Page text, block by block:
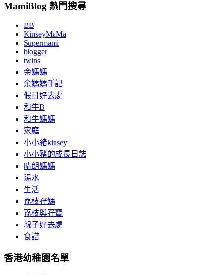
MamiBlog 熱門搜尋
BB
KinseyMaMa
Supermami
blogger
twins
余媽媽
余媽媽手記
假日好去處
和牛B
和牛媽媽
家庭
小小豬kinsey
小小豬的成長日誌
晴朗媽媽
湯水
生活
荔枝孖媽
荔枝與孖寶
親子好去處
食譜
香港幼稚園名單